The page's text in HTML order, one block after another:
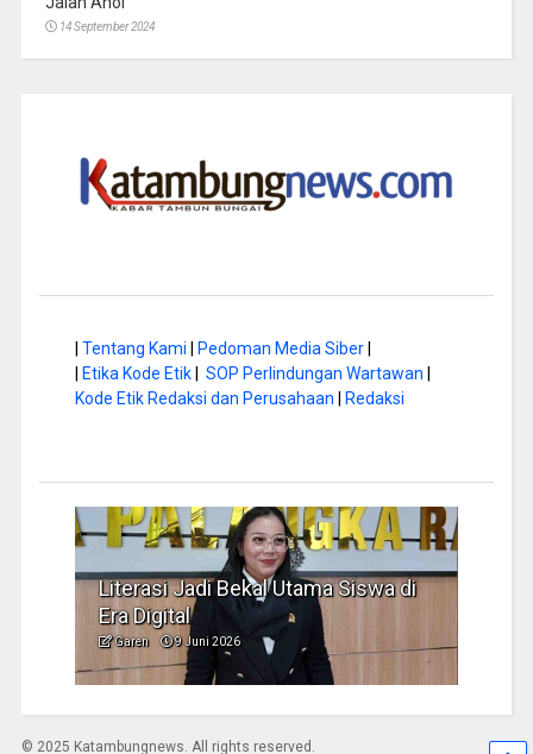
14 September 2024
Tentang Kami Pedoman Media Siber|
Etika Kode Etik| SOP Perlindungan Wartawan
Kode Etik Redaksi dan Perusahaan
Redaksi
Literasi Jadi Bekal Utama Siswa di
Era Digital
Garen 9 Juni 2026
© 2025 Katambungnews. All rights reserved.